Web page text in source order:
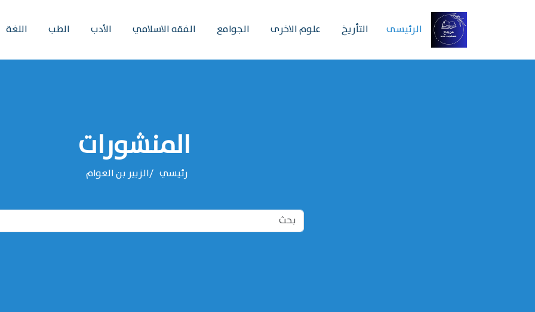
الرئیسی التأريخ علوم الاخرى الجوامع الفقه الاسلامي الأدب الطب اللغة
المنشورات
رئيسي ‌‌الزبير بن العوام